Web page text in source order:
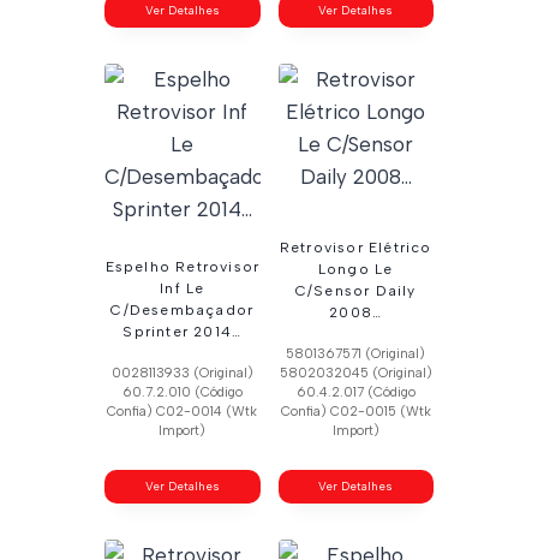
Ver Detalhes Ver Detalhes
Espelho Retrovisor
Inf Le
C/Desembaçador
Sprinter 2014…
0028113933 (Original)
60.7.2.010 (Código
Confia) C02-0014 (Wtk
Import)
Ver Detalhes
Retrovisor Elétrico
Longo Le
C/Sensor Daily
2008…
5801367571 (Original)
5802032045 (Original)
60.4.2.017 (Código
Confia) C02-0015 (Wtk
Import)
Ver Detalhes